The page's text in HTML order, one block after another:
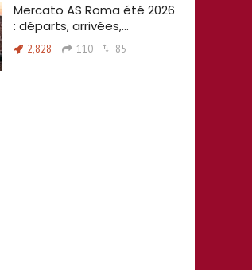
Mercato AS Roma été 2026
: départs, arrivées,…
2,828 110 85